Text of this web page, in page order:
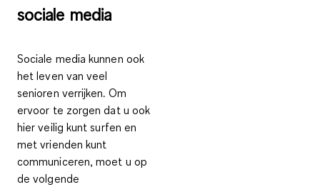
sociale media
Sociale media kunnen ook
het leven van veel
senioren verrijken. Om
ervoor te zorgen dat u ook
hier veilig kunt surfen en
met vrienden kunt
communiceren, moet u op
de volgende